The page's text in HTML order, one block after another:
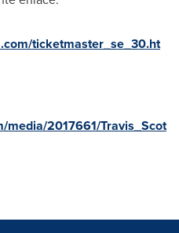
ticketmaster_se_30.ht
2017661/Travis_Scot